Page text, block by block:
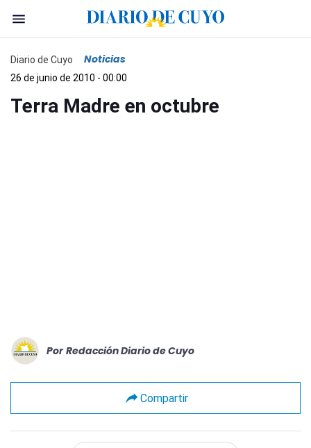
Diario de Cuyo Noticias
26 de junio de 2010 - 00:00
Terra Madre en octubre
Por Redacción Diario de Cuyo
Compartir